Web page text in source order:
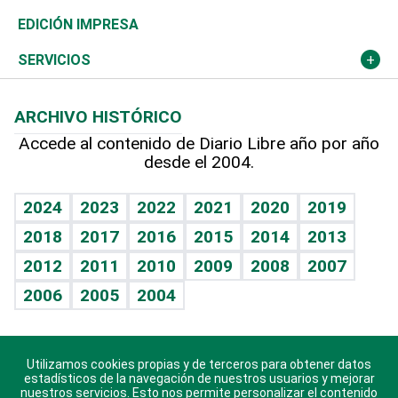
Caribe
Resto del mundo
Global y variable
Economía personal
Novedades
Podcast Arte Libre
Hablando con el pediatra
Vida y familia
Eñe
Celebrando la vida
Sin complejos
En pocas palabras
Escuchando al corazón
Olimpismo
Más deportes
TBT Deportivo
Noticiero Poteleche
Columnistas
Más firmas
Martes de tecnología
Cambio climático
Deportes
Opinión
Hecho en casa
Guía del dinero
EDICIÓN IMPRESA
SERVICIOS
Cumpleaños
Horóscopos
Crucigramas
ARCHIVO HISTÓRICO
Accede al contenido de Diario Libre año por año
desde el 2004.
2024 2023 2022 2021 2020
2019
2018
2017 2016 2015 2014
2013
2012
2011 2010 2009 2008
2007
2006
2005 2004
Descarga nuestras aplicaciones para Android, iOS y
sistema Huawei.
Utilizamos cookies propias y de terceros para obtener datos
estadísticos de la navegación de nuestros usuarios y mejorar
nuestros servicios. Esto nos permite personalizar el contenido